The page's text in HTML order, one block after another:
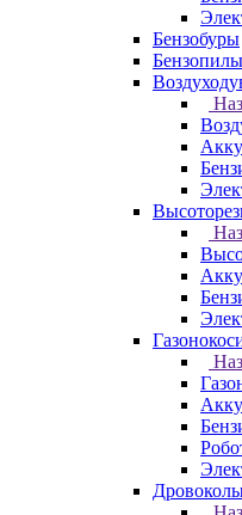
Бензобуры
Бензопилы